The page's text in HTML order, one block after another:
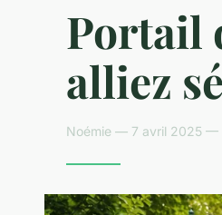
Portail
alliez
Noémie — 7 avril 2025 —